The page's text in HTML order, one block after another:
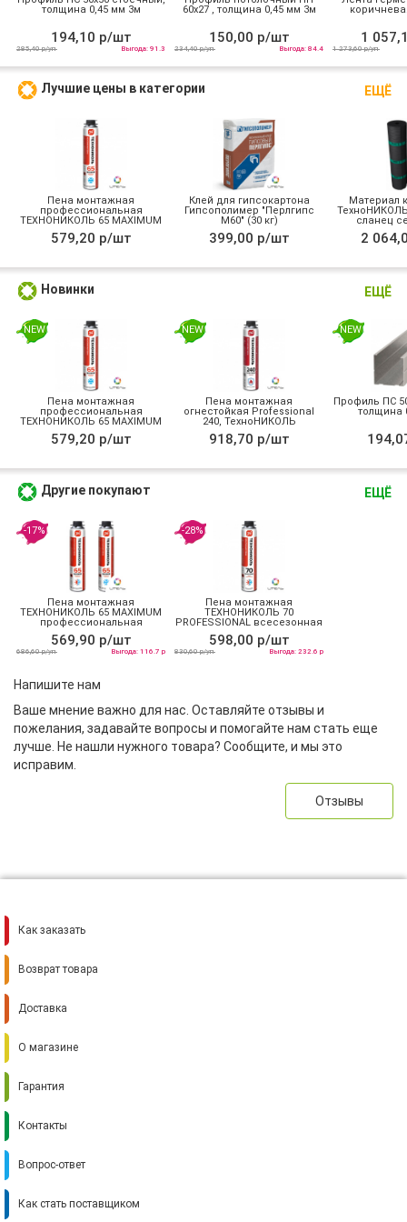
толщина 0,45 мм 3м
194,10 р/шт
285,40 р/уп Выгода: 91.3
60х27 , толщина 0,45 мм 3м
150,00 р/шт
234,40 р/уп Выгода: 84.4
1
1 273,60 р/уп
ЕЩЁ
Лучшие цены в категории
Пена монтажная
профессиональная
ТЕХНОНИКОЛЬ 65 MAXIMUM
зимняя
579,20 р/шт
Клей для гипсокартона
Гипсополимер "Перлгипс
М60" (30 кг)
399,00 р/шт
Материал
сланец
2
ЕЩЁ
Новинки
NEW
Пена монтажная
профессиональная
ТЕХНОНИКОЛЬ 65 MAXIMUM
зимняя
579,20 р/шт
NEW
Пена монтажная
огнестойкая Professional
240, ТехноНИКОЛЬ
918,70 р/шт
NEW
Профиль ПС
толщина
ЕЩЁ
Другие покупают
-17%
Пена монтажная
ТЕХНОНИКОЛЬ 65 MAXIMUM
профессиональная
всесезонная
569,90 р/шт
686,60 р/уп Выгода: 116.7 р
-28%
Пена монтажная
ТЕХНОНИКОЛЬ 70
PROFESSIONAL всесезонная
598,00 р/шт
830,60 р/уп Выгода: 232.6 р
Напишите нам
Ваше мнение важно для нас. Оставляйте отзывы и
пожелания, задавайте вопросы и помогайте нам стать еще
лучше. Не нашли нужного товара? Сообщите, и мы это
исправим.
Отзывы
Как заказать
Возврат товара
Доставка
О магазине
Гарантия
Контакты
Вопрос-ответ
Как стать поставщиком